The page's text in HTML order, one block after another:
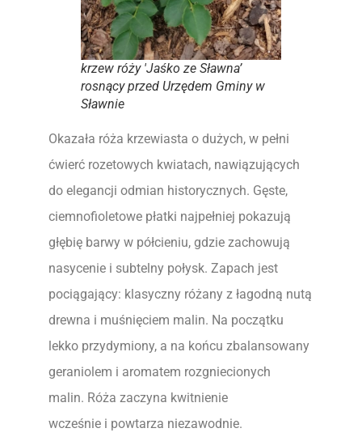
krzew róży 'Jaśko ze Sławna’
rosnący przed Urzędem Gminy w
Sławnie
Okazała róża krzewiasta o dużych, w pełni
ćwierć rozetowych kwiatach, nawiązujących
do elegancji odmian historycznych. Gęste,
ciemnofioletowe płatki najpełniej pokazują
głębię barwy w półcieniu, gdzie zachowują
nasycenie i subtelny połysk. Zapach jest
pociągający: klasyczny różany z łagodną nutą
drewna i muśnięciem malin. Na początku
lekko przydymiony, a na końcu zbalansowany
geraniolem i aromatem rozgniecionych
malin. Róża zaczyna kwitnienie
wcześnie i powtarza niezawodnie.